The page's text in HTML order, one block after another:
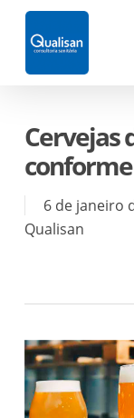
Cervejas
6 de janeiro
Qualisan